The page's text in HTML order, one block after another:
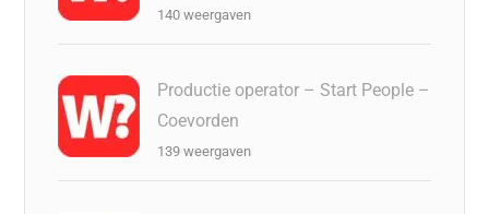
140 weergaven
Productie operator – Start People –
Coevorden
139 weergaven